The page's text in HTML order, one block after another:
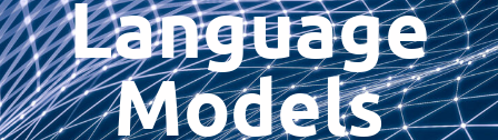
Language
Models